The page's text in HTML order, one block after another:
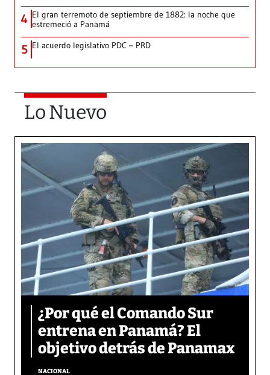
4 El gran terremoto de septiembre de 1882: la noche que
estremeció a Panamá
5 El acuerdo legislativo PDC – PRD
Lo Nuevo
¿Por qué el Comando Sur
entrena en Panamá? El
objetivo detrás de Panamax
NACIONAL